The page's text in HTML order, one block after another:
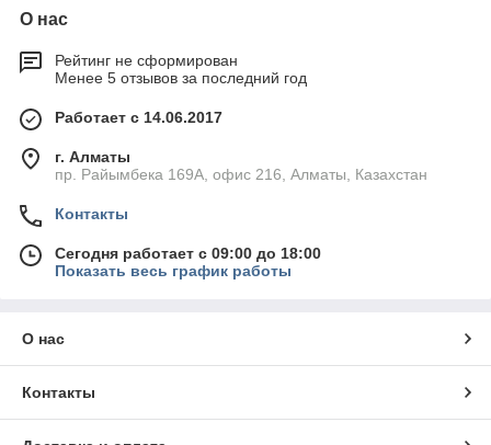
О нас
Рейтинг не сформирован
Менее 5 отзывов за последний год
Работает с 14.06.2017
г. Алматы
пр. Райымбека 169А, офис 216, Алматы, Казахстан
Контакты
Сегодня работает с 09:00 до 18:00
Показать весь график работы
О нас
Контакты